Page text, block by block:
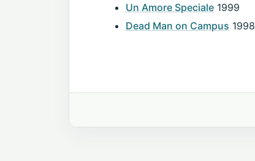
Un Amore Speciale 1999
Dead Man on Campus 1998